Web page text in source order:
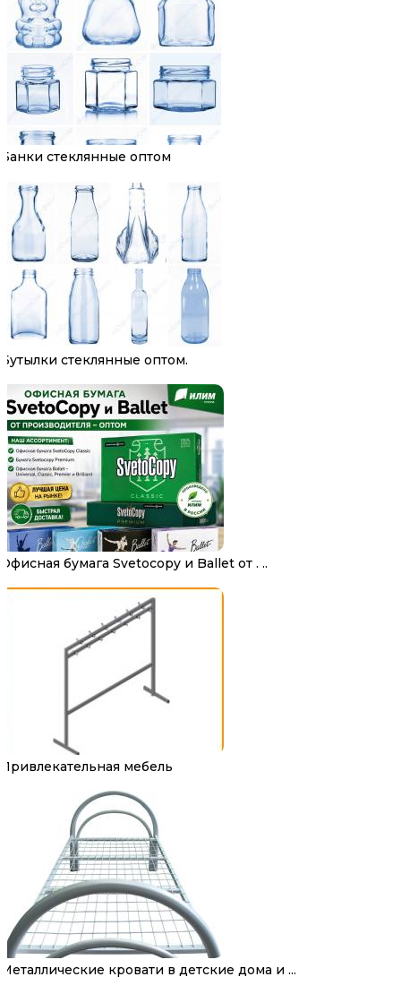
Банки стеклянные оптом
Бутылки стеклянные оптом.
Офисная бумага Svetocopy и Ballet от . ..
Привлекательная мебель
Металлические кровати в детские дома и ...